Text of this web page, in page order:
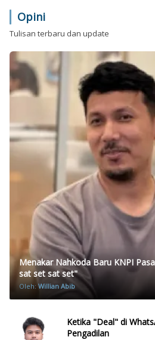
Opini
Tulisan terbaru dan update
Menakar Nahkoda Baru KNPI
sat set sat set"
Oleh:Willian Abib
Ketika "Deal" di
Pengadilan